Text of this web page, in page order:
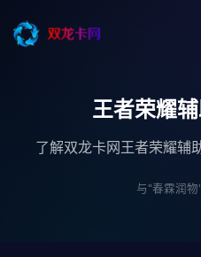
王者荣耀
了解双龙卡网王者荣耀辅
与"春霖润